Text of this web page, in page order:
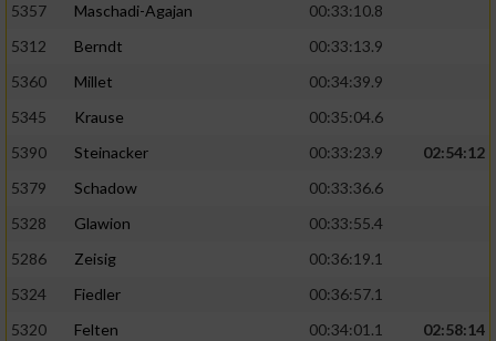
5357
Maschadi-Agajan
00:33:10.8
5312
Berndt
00:33:13.9
5360
Millet
00:34:39.9
5345
Krause
00:35:04.6
5390
Steinacker 00:33:23.9
02:54:12
5379
Schadow
00:33:36.6
5328
Glawion
00:33:55.4
5286
Zeisig
00:36:19.1
5324
Fiedler
00:36:57.1
5320
Felten 00:34:01.1
02:58:14